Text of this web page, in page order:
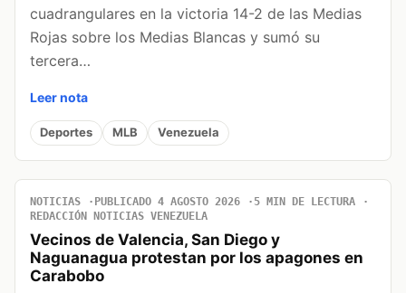
cuadrangulares en la victoria 14-2 de las Medias
Rojas sobre los Medias Blancas y sumó su
tercera…
Leer nota
Deportes MLB Venezuela
NOTICIAS PUBLICADO 4 AGOSTO 2026
5 MIN DE LECTURA
REDACCIÓN NOTICIAS VENEZUELA
Vecinos de Valencia, San Diego y
Naguanagua protestan por los apagones en
Carabobo